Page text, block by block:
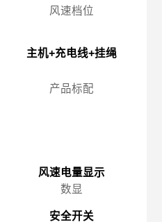
风速档位
主机+充电线+挂绳
产品标配
风速电量显示
数显
安全开关